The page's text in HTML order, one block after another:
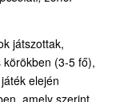
játszottak,
(3-5 fő),
elején
amely szerint